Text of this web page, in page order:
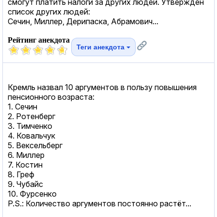
список других людей:
Сечин, Миллер, Дерипаска, Абрамович...
Рейтинг анекдота
Теги анекдота
Кремль назвал 10 аргументов в пользу повышения
пенсионного возраста:
1. Сечин
2. Ротенберг
3. Тимченко
4. Ковальчук
5. Вексельберг
6. Миллер
7. Костин
8. Греф
9. Чубайс
10. Фурсенко
P.S.: Количество аргументов постоянно растёт...